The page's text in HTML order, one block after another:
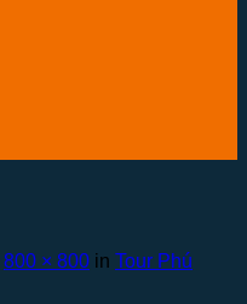
800 × 800 in Tour Phú